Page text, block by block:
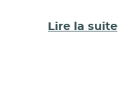
Lire la suite